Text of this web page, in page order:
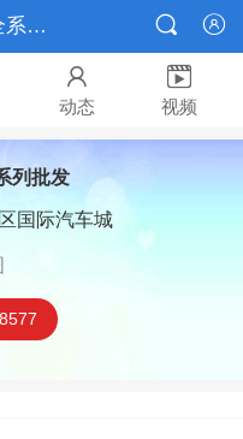
专业进口车全系列批发报价 


动态

视频
列批发
国际汽车城